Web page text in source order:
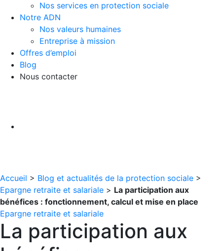
Nos services en protection sociale
Notre ADN
Nos valeurs humaines
Entreprise à mission
Offres d’emploi
Blog
Nous contacter
Accueil > Blog et actualités de la protection sociale >
Epargne retraite et salariale > La participation aux
bénéfices : fonctionnement, calcul et mise en place
Epargne retraite et salariale
La participation aux